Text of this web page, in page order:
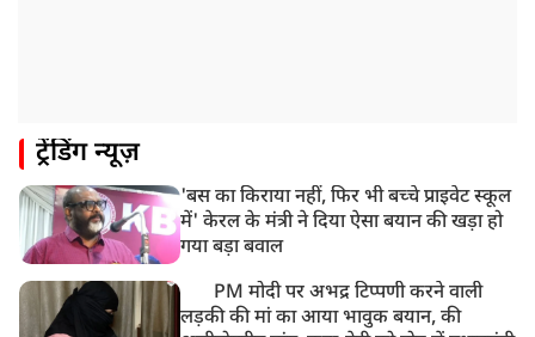
ट्रेंडिंग न्यूज़
'बस का किराया नहीं, फिर भी बच्चे प्राइवेट स्कूल
में' केरल के मंत्री ने दिया ऐसा बयान की खड़ा हो
गया बड़ा बवाल
PM मोदी पर अभद्र टिप्पणी करने वाली
लड़की की मां का आया भावुक बयान, की